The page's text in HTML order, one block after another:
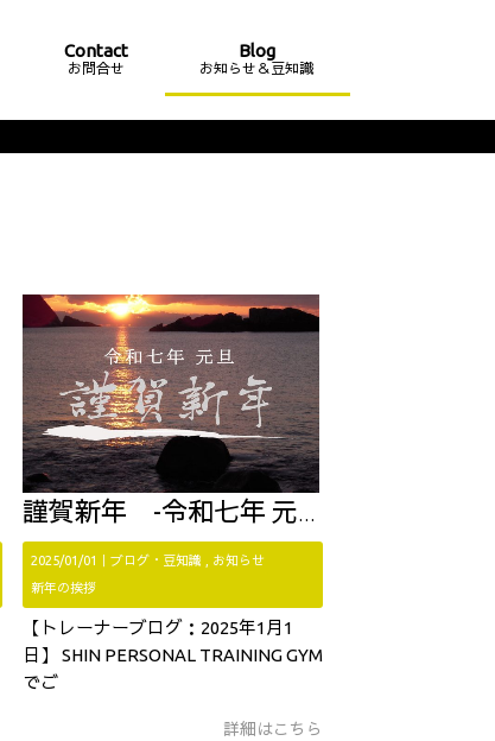
Contact
お問合せ
Blog
お知らせ＆豆知識
謹賀新年 -令和七年 元旦-
2025/01/01｜ ブログ・豆知識
お知らせ
新年の挨拶
【トレーナーブログ：2025年1月1
日】 SHIN PERSONAL TRAINING GYM
でご
詳細はこちら